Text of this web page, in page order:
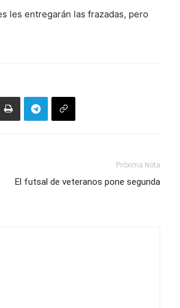
les entregarán las frazadas, pero
Próxima Nota
El futsal de veteranos pone segunda